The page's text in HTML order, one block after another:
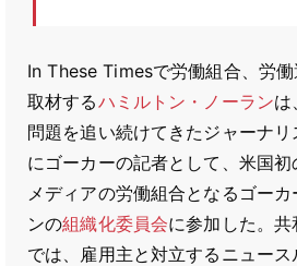
In These Timesで労働組合、労
取材するハミルトン・ノーランは
問題を追い続けてきたジャーナ
にゴーカーの記者として、米国
メディアの労働組合となるゴー
ンの組織化委員会に参加した。
では、雇用主と対立するニュー